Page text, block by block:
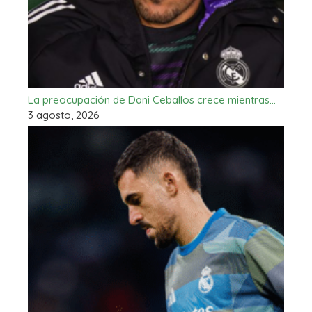
La preocupación de Dani Ceballos crece mientras…
3 agosto, 2026